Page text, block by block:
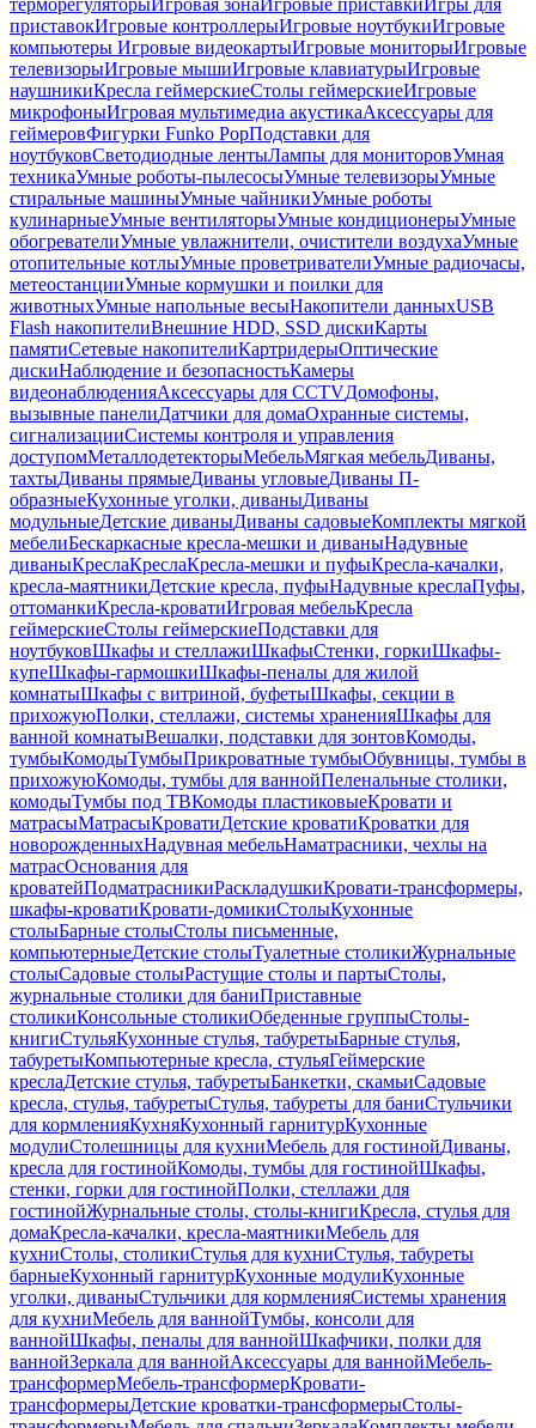
терморегуляторыИгровая зонаИгровые приставкиИгры для
приставокИгровые контроллерыИгровые ноутбукиИгровые
компьютеры Игровые видеокартыИгровые мониторыИгровые
телевизорыИгровые мышиИгровые клавиатурыИгровые
наушникиКресла геймерскиеСтолы геймерскиеИгровые
микрофоныИгровая мультимедиа акустикаАксессуары для
геймеровФигурки Funko PopПодставки для
ноутбуковСветодиодные лентыЛампы для мониторовУмная
техникаУмные роботы-пылесосыУмные телевизорыУмные
стиральные машиныУмные чайникиУмные роботы
кулинарныеУмные вентиляторыУмные кондиционерыУмные
обогревателиУмные увлажнители, очистители воздухаУмные
отопительные котлыУмные проветривателиУмные радиочасы,
метеостанцииУмные кормушки и поилки для
животныхУмные напольные весыНакопители данныхUSB
Flash накопителиВнешние HDD, SSD дискиКарты
памятиСетевые накопителиКартридерыОптические
дискиНаблюдение и безопасностьКамеры
видеонаблюденияАксессуары для CCTVДомофоны,
вызывные панелиДатчики для домаОхранные системы,
сигнализацииСистемы контроля и управления
доступомМеталлодетекторыМебельМягкая мебельДиваны,
тахтыДиваны прямыеДиваны угловыеДиваны П-
образныеКухонные уголки, диваныДиваны
модульныеДетские диваныДиваны садовыеКомплекты мягкой
мебелиБескаркасные кресла-мешки и диваныНадувные
диваныКреслаКреслаКресла-мешки и пуфыКресла-качалки,
кресла-маятникиДетские кресла, пуфыНадувные креслаПуфы,
оттоманкиКресла-кроватиИгровая мебельКресла
геймерскиеСтолы геймерскиеПодставки для
ноутбуковШкафы и стеллажиШкафыСтенки, горкиШкафы-
купеШкафы-гармошкиШкафы-пеналы для жилой
комнатыШкафы с витриной, буфетыШкафы, секции в
прихожуюПолки, стеллажи, системы храненияШкафы для
ванной комнатыВешалки, подставки для зонтовКомоды,
тумбыКомодыТумбыПрикроватные тумбыОбувницы, тумбы в
прихожуюКомоды, тумбы для ваннойПеленальные столики,
комодыТумбы под ТВКомоды пластиковыеКровати и
матрасыМатрасыКроватиДетские кроватиКроватки для
новорожденныхНадувная мебельНаматрасники, чехлы на
матрасОснования для
кроватейПодматрасникиРаскладушкиКровати-трансформеры,
шкафы-кроватиКровати-домикиСтолыКухонные
столыБарные столыСтолы письменные,
компьютерныеДетские столыТуалетные столикиЖурнальные
столыСадовые столыРастущие столы и партыСтолы,
журнальные столики для баниПриставные
столикиКонсольные столикиОбеденные группыСтолы-
книгиСтульяКухонные стулья, табуретыБарные стулья,
табуретыКомпьютерные кресла, стульяГеймерские
креслаДетские стулья, табуретыБанкетки, скамьиСадовые
кресла, стулья, табуретыСтулья, табуреты для баниСтульчики
для кормленияКухняКухонный гарнитурКухонные
модулиСтолешницы для кухниМебель для гостинойДиваны,
кресла для гостинойКомоды, тумбы для гостинойШкафы,
стенки, горки для гостинойПолки, стеллажи для
гостинойЖурнальные столы, столы-книгиКресла, стулья для
домаКресла-качалки, кресла-маятникиМебель для
кухниСтолы, столикиСтулья для кухниСтулья, табуреты
барныеКухонный гарнитурКухонные модулиКухонные
уголки, диваныСтульчики для кормленияСистемы хранения
для кухниМебель для ваннойТумбы, консоли для
ваннойШкафы, пеналы для ваннойШкафчики, полки для
ваннойЗеркала для ваннойАксессуары для ваннойМебель-
трансформерМебель-трансформерКровати-
трансформерыДетские кроватки-трансформерыСтолы-